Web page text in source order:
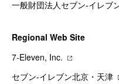
一般財団法人セブン-イレブ
Regional Web Site
7‐Eleven, Inc.
セブン‐イレブン北京・天津